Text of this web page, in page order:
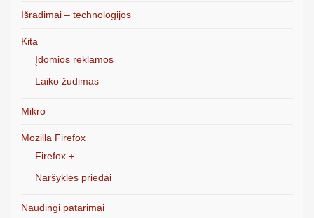
Išradimai – technologijos
Kita
Įdomios reklamos
Laiko žudimas
Mikro
Mozilla Firefox
Firefox +
Naršyklės priedai
Naudingi patarimai